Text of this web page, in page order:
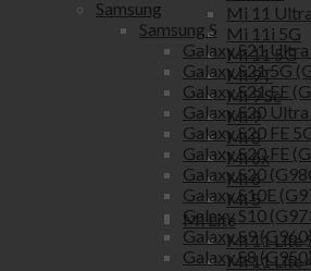
Mi 11 Ultra
Mi 11i 5G
Mi 11 5G
Mi 9T
Mi 9 Se
Mi 9
Mi 8
Mi 6x
Mi 6
Mi 5
Mi Lite
Mi 11 Lite
Mi 11 Lite
Samsung
Samsung S
Galaxy S21
Galaxy S21 5G
Galaxy S21 FE
Galaxy S20
Galaxy S20 FE
Galaxy S20 FE
Galaxy S20
Galaxy S10E
Galaxy S10
Galaxy S9
Galaxy S8